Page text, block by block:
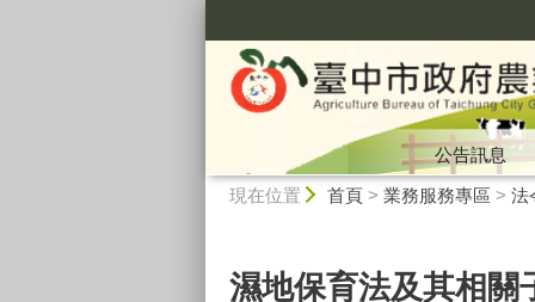
公告訊息
現在位置 首頁> 業務服務專區 > 法
濕地保育法及其相關